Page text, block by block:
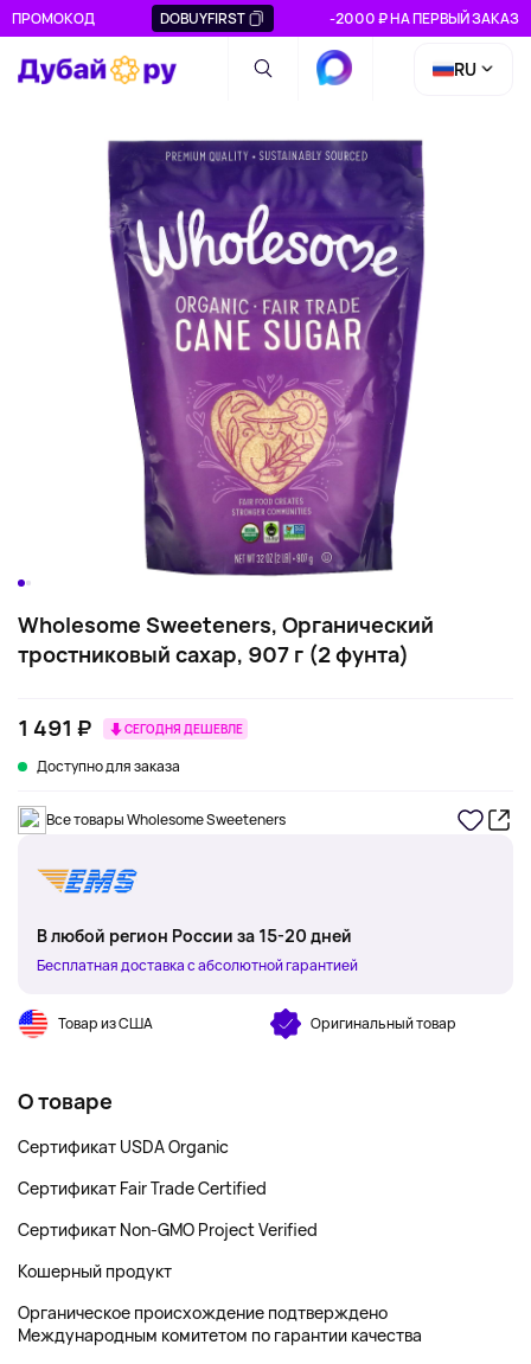
ПРОМОКОД DOBUYFIRST -2000 ₽ НА ПЕРВЫЙ ЗАКАЗ
RU
Wholesome Sweeteners, Органический
тростниковый сахар, 907 г (2 фунта)
1 491 ₽ СЕГОДНЯ ДЕШЕВЛЕ
Доступно для заказа
Все товары Wholesome Sweeteners
В любой регион России за 15-20 дней
Бесплатная доставка с абсолютной гарантией
Товар из США Оригинальный товар
О товаре
Сертификат USDA Organic
Сертификат Fair Trade Certified
Сертификат Non-GMO Project Verified
Кошерный продукт
Органическое происхождение подтверждено
Международным комитетом по гарантии качества